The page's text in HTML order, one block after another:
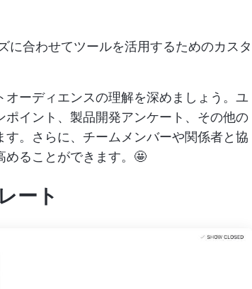
に合わせてツールを活用するためのカスタ
ーディエンスの理解を深めましょう。ユ
イント、製品開発アンケート、その他の
。さらに、チームメンバーや関係者と協
めることができます。🤩
ート